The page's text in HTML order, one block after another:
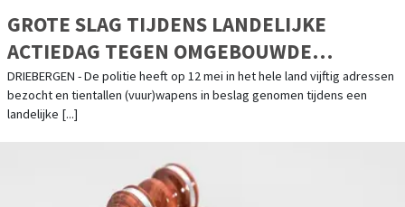
GROTE SLAG TIJDENS LANDELIJKE
ACTIEDAG TEGEN OMGEBOUWDE
ALARMPISTOLEN
DRIEBERGEN - De politie heeft op 12 mei in het hele land vijftig adressen
bezocht en tientallen (vuur)wapens in beslag genomen tijdens een
landelijke [...]